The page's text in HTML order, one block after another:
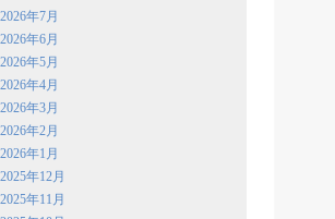
2026年7月
2026年6月
2026年5月
2026年4月
2026年3月
2026年2月
2026年1月
2025年12月
2025年11月